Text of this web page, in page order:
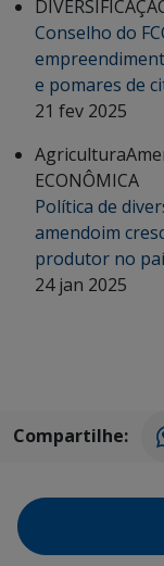
Conselho do
e pomares de
21 fev 2025
Agricultura
ECONÔMICA
Política de
amendoim
produtor no
24 jan 2025
Compartilhe: